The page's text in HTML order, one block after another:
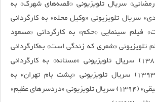
رمضانی» سریال تلویزیونی «قصه‌های شهرک» به
سریال تلویزیونی «وکیل محله» به کارگردانی
فیلم سینمایی «حکم» به کارگردانی «مسعود
(1383) فیلم تلویزیونی «شعری که زندگی است» به‌کارگردانی
«بهنوش صادقی» (1387) سریال تلویزیونی «مستانه» به کارگردانی
«مهیار عبدالملکی» (1393) سریال تلویزیونی «پشت بام تهران» به
کارگردانی «بهرنگ توفیقی» (1394) سریال تلویزیونی «دردسرهای عظیم»